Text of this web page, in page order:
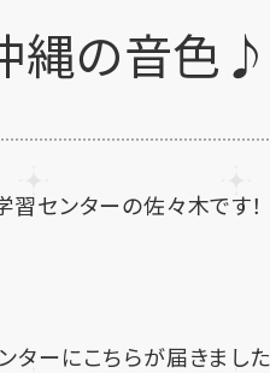
沖縄の音色♪
習センターの佐々木です！
ターにこちらが届きました